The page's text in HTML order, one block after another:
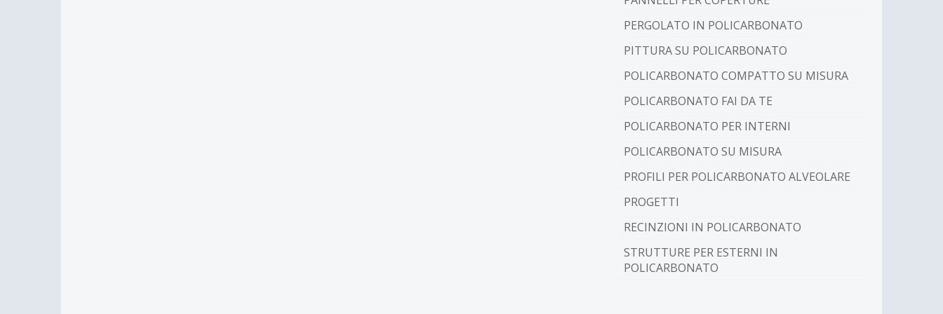
PERGOLATO IN POLICARBONATO
PITTURA SU POLICARBONATO
POLICARBONATO COMPATTO SU MISURA
POLICARBONATO FAI DA TE
POLICARBONATO PER INTERNI
POLICARBONATO SU MISURA
PROFILI PER POLICARBONATO ALVEOLARE
PROGETTI
RECINZIONI IN POLICARBONATO
STRUTTURE PER ESTERNI IN
POLICARBONATO